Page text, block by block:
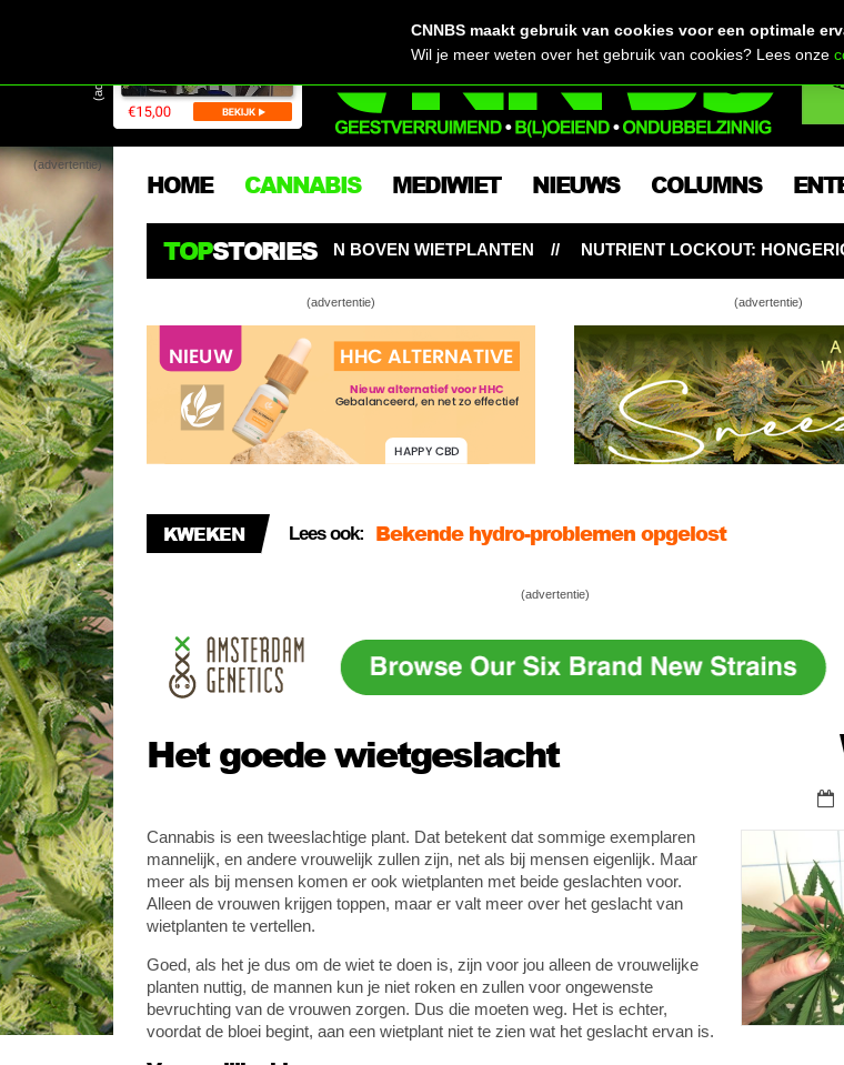
(advertentie)
(advertentie)
HOME CANNABIS MEDIWIET NIEUWS COLUMNS
TOPSTORIES
EEN SPIN BOVEN WIETPLANTEN NUTRIENT LOCKOUT: HONGERIGE WIETPLANTEN
(advertentie) (advertentie)
KWEKEN Lees ook:
Veilig kweken: onderhoud je kweekruimte
Wiet kweken? Dat zeg ik, Gamma!
Veilig kweken: onderhoud je kweekruimte
Wiet kweken? Dat zeg ik, Gamma!
(advertentie)
Het goede wietgeslacht
Cannabis is een tweeslachtige plant. Dat betekent dat sommige exemplaren
mannelijk, en andere vrouwelijk zullen zijn, net als bij mensen eigenlijk. Maar
meer als bij mensen komen er ook wietplanten met beide geslachten voor.
Alleen de vrouwen krijgen toppen, maar er valt meer over het geslacht van
wietplanten te vertellen.
Goed, als het je dus om de wiet te doen is, zijn voor jou alleen de vrouwelijke
planten nuttig, de mannen kun je niet roken en zullen voor ongewenste
bevruchting van de vrouwen zorgen. Dus die moeten weg. Het is echter,
voordat de bloei begint, aan een wietplant niet te zien wat het geslacht ervan is.
CNNBS maakt gebruik van cookies voor een optimale
Wil je meer weten over het gebruik van cookies? Lees onze